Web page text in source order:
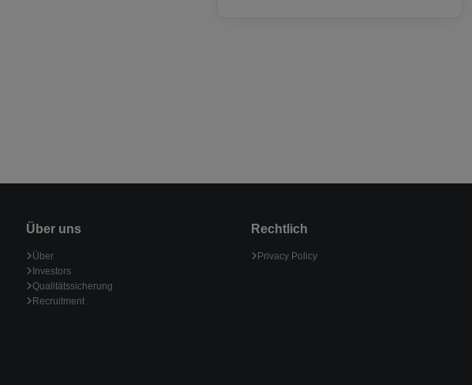
Über uns
Über
Investors
Qualitätssicherung
Recruitment
Rechtlich
Privacy Policy